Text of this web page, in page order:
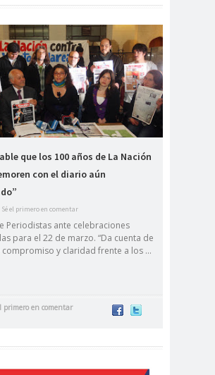
actos de
violencia
la
la Paz y
la Paz y Nueva
agresió
n
agresión
periodistas
que los 100 años de La Nación
con el diario aún
Sé el primero en comentar
Periodistas ante celebraciones
para el 22 de marzo. “Da cuenta de
compromiso y claridad frente a los ...
primero en comentar